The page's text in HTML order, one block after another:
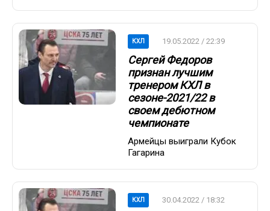
КХЛ 19.05.2022 / 22:39
Сергей Федоров
признан лучшим
тренером КХЛ в
сезоне-2021/22 в
своем дебютном
чемпионате
Армейцы выиграли Кубок
Гагарина
КХЛ 30.04.2022 / 18:32